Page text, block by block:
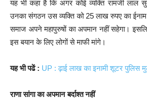
यह भी कहा है कि अगर कोई व्यक्ति रामजी लाल
उनका संगठन उस व्यक्ति को 25 लाख रुपए का ईनाम
समाज अपने महापुरुषों का अपमान नहीं सहेगा।
इस बयान के लिए लोगों से माफी मांगे।
यह भी पढें : UP : ढ़ाई लाख का इनामी शूटर पुलिस
राणा सांगा का अपमान बर्दाश्त नहीं